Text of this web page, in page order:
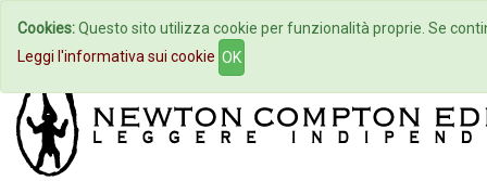
Home Autori Eventi
Cookies:Questo sito utilizza cookie per funzionalità proprie. Se
Leggi l'informativa sui cookie OK